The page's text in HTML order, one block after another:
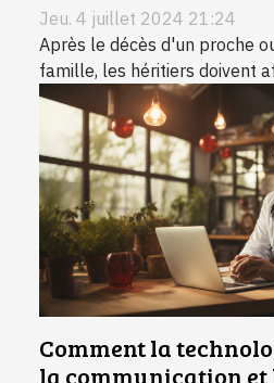
Jeu. 4 juillet 2024 21:24
Après le décès d'un proche
famille, les héritiers doivent
Comment la
la communication